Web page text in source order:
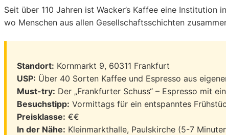
Seit über 110 Jahren ist Wacker’s Kaffee eine
wo Menschen aus allen Gesellschaftsschichten
Standort: Kornmarkt 9, 60311 Frankfurt
USP: Über 40 Sorten Kaffee und Espresso aus
Must-try: Der „Frankfurter Schuss“ – Espresso mit
Besuchstipp: Vormittags für ein entspanntes
Preisklasse: €€
In der Nähe: Kleinmarkthalle, Paulskirche (5-7